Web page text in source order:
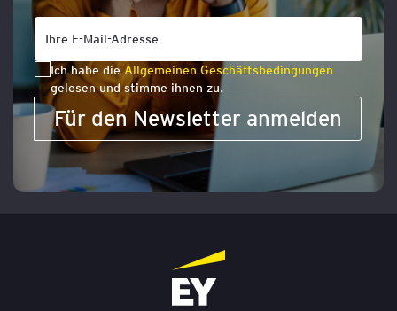
Ich habe dieAllgemeinen Geschäftsbedingungen
gelesen und stimme ihnen zu.
Für den Newsletter anmelden